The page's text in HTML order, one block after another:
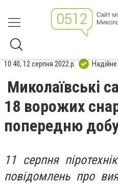
10:40, 12 серпня 2022 р.
Миколаївські
18 ворожих
попередню
11 серпня
повідомлень про